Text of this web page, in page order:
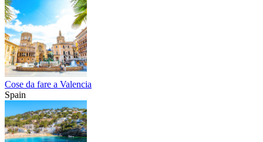
Cose da fare a Valencia
Spain